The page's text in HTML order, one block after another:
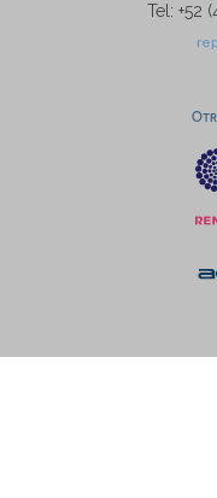
Tel: +52